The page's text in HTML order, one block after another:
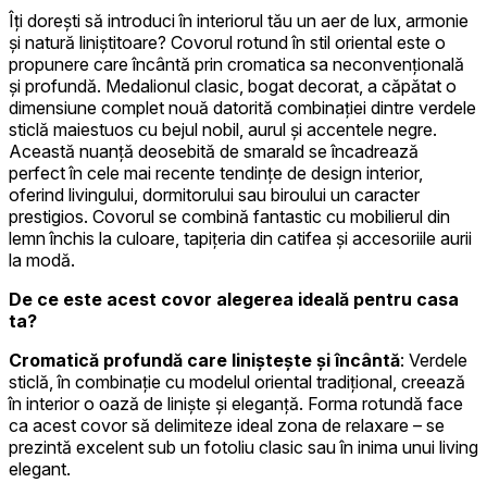
Îți dorești să introduci în interiorul tău un aer de lux, armonie
și natură liniștitoare? Covorul rotund în stil oriental este o
propunere care încântă prin cromatica sa neconvențională
și profundă. Medalionul clasic, bogat decorat, a căpătat o
dimensiune complet nouă datorită combinației dintre verdele
sticlă maiestuos cu bejul nobil, aurul și accentele negre.
Această nuanță deosebită de smarald se încadrează
perfect în cele mai recente tendințe de design interior,
oferind livingului, dormitorului sau biroului un caracter
prestigios. Covorul se combină fantastic cu mobilierul din
lemn închis la culoare, tapițeria din catifea și accesoriile aurii
la modă.
De ce este acest covor alegerea ideală pentru casa
ta?
Cromatică profundă care liniștește și încântă: Verdele
sticlă, în combinație cu modelul oriental tradițional, creează
în interior o oază de liniște și eleganță. Forma rotundă face
ca acest covor să delimiteze ideal zona de relaxare – se
prezintă excelent sub un fotoliu clasic sau în inima unui living
elegant.